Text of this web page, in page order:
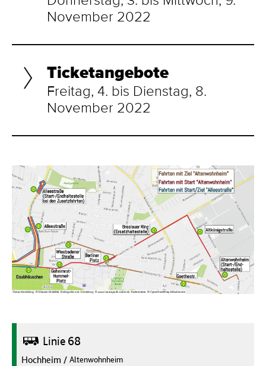
November 2022
Ticketangebote
Freitag, 4. bis Dienstag, 8.
November 2022
Bus Linie 68
Hochheim / Altenwohnheim